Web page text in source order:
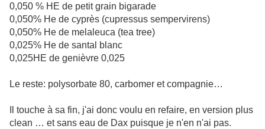
0,050 % HE de petit grain bigarade
0,050% He de cyprès (cupressus sempervirens)
0,050% He de melaleuca (tea tree)
0,025% He de santal blanc
0,025HE de genièvre 0,025
Le reste: polysorbate 80, carbomer et compagnie…
Il touche à sa fin, j'ai donc voulu en refaire, en version plus
clean … et sans eau de Dax puisque je n'en n'ai pas.